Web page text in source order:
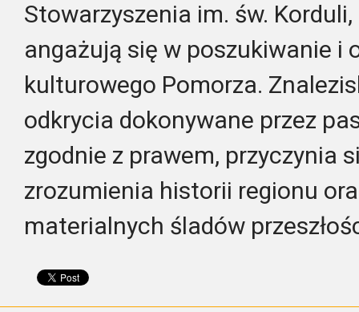
Stowarzyszenia im. św.
angażują się w poszukiwanie i
kulturowego Pomorza.
odkrycia dokonywane przez
zgodnie z prawem, przyczynia
zrozumienia historii regionu
materialnych śladów